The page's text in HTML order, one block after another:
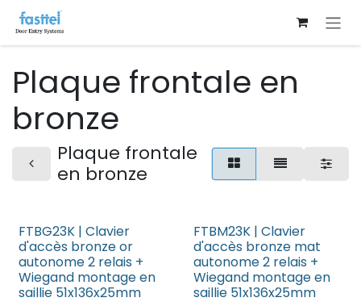
Se rendre au contenu
Plaque frontale en
bronze
Plaque frontale
en bronze
FTBG23K | Clavier
d'accès bronze or
autonome 2 relais +
Wiegand montage en
saillie 51x136x25mm
FTBM23K | Clavier
d'accès bronze mat
autonome 2 relais +
Wiegand montage en
saillie 51x136x25mm